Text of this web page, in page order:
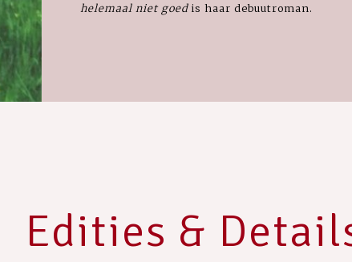
helemaal niet goed is haar debuutroman.
Edities &